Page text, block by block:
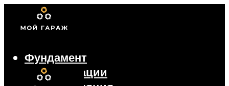
Фундамент
Коммуникации